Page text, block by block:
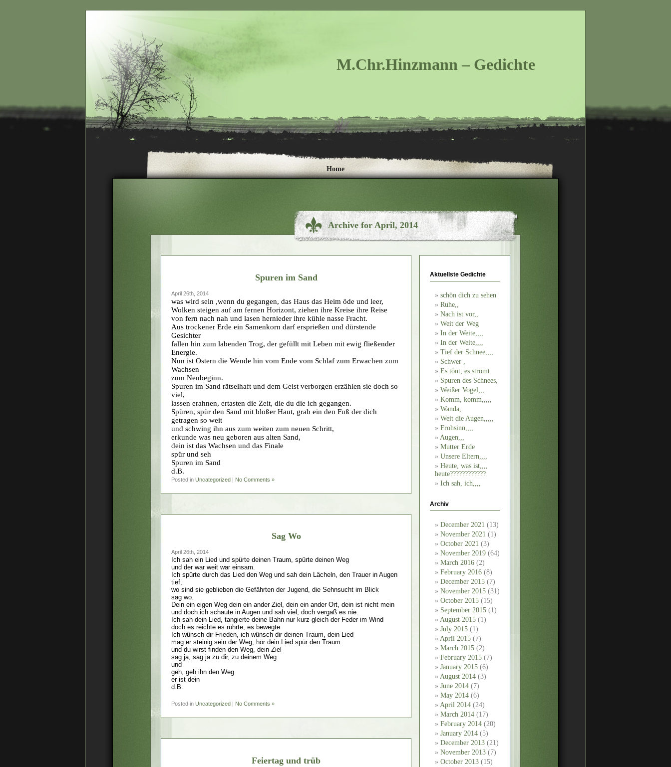
M.Chr.Hinzmann – Gedichte
Home
Archive for April, 2014
Aktuellste Gedichte
schön dich zu sehen
Ruhe,,
Nach ist vor,,
Weit der Weg
In der Weite,,,,
In der Weite,,,,
Tief der Schnee,,,,
Schwer ,
Es tönt, es strömt
Spuren des Schnees,
Weißer Vogel,,,
Komm, komm,,,,,
Wanda,
Weit die Augen,,,,,
Frohsinn,,,,
Augen,,,
Mutter Erde
Unsere Eltern,,,,
Heute, was ist,,,,
heute????????????
Ich sah, ich,,,,
Archiv
December 2021 (13)
November 2021 (1)
October 2021 (3)
November 2019 (64)
March 2016 (2)
February 2016 (8)
December 2015 (7)
November 2015 (31)
October 2015 (15)
September 2015 (1)
August 2015 (1)
July 2015 (1)
April 2015 (7)
March 2015 (2)
February 2015 (7)
January 2015 (6)
August 2014 (3)
June 2014 (7)
May 2014 (6)
April 2014 (24)
March 2014 (17)
February 2014 (20)
January 2014 (5)
December 2013 (21)
November 2013 (7)
October 2013 (15)
Spuren im Sand
April 26th, 2014
was wird sein ,wenn du gegangen, das Haus das Heim öde und leer,
Wolken steigen auf am fernen Horizont, ziehen ihre Kreise ihre Reise
von fern nach nah und lasen hernieder ihre kühle nasse Fracht.
Aus trockener Erde ein Samenkorn darf ersprießen und dürstende
Gesichter
fallen hin zum labenden Trog, der gefüllt mit Leben mit ewig fließender
Energie.
Nun ist Ostern die Wende hin vom Ende vom Schlaf zum Erwachen zum
Wachsen
zum Neubeginn.
Spuren im Sand rätselhaft und dem Geist verborgen erzählen sie doch so
viel,
lassen erahnen, ertasten die Zeit, die du die ich gegangen.
Spüren, spür den Sand mit bloßer Haut, grab ein den Fuß der dich
getragen so weit
und schwing ihn aus zum weiten zum neuen Schritt,
erkunde was neu geboren aus alten Sand,
dein ist das Wachsen und das Finale
spür und seh
Spuren im Sand
d.B.
Posted in Uncategorized | No Comments »
Sag Wo
April 26th, 2014
Ich sah ein Lied und spürte deinen Traum, spürte deinen Weg
und der war weit war einsam.
Ich spürte durch das Lied den Weg und sah dein Lächeln, den Trauer in Augen
tief,
wo sind sie geblieben die Gefährten der Jugend, die Sehnsucht im Blick
sag wo.
Dein ein eigen Weg dein ein ander Ziel, dein ein ander Ort, dein ist nicht mein
und doch ich schaute in Augen und sah viel, doch vergaß es nie.
Ich sah dein Lied, tangierte deine Bahn nur kurz gleich der Feder im Wind
doch es reichte es rührte, es bewegte
Ich wünsch dir Frieden, ich wünsch dir deinen Traum, dein Lied
mag er steinig sein der Weg, hör dein Lied spür den Traum
und du wirst finden den Weg, dein Ziel
sag ja, sag ja zu dir, zu deinem Weg
und
geh, geh ihn den Weg
er ist dein
d.B.
Posted in Uncategorized | No Comments »
Feiertag und trüb